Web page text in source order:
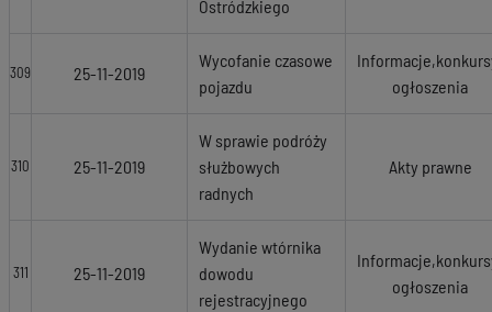
Ostródzkiego
309 25-11-2019
Wycofanie czasowe
pojazdu
ogłoszenia
310 25-11-2019
W sprawie podróży
służbowych
radnych
Akty prawne
311 25-11-2019
Wydanie wtórnika
dowodu
rejestracyjnego
ogłoszenia